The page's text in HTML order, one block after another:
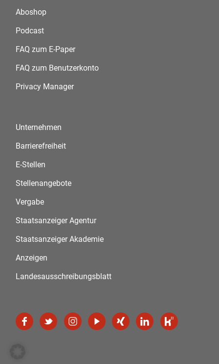
Aboshop
Podcast
FAQ zum E-Paper
FAQ zum Benutzerkonto
Privacy Manager
Unternehmen
Barrierefreiheit
E-Stellen
Stellenangebote
Vergabe
Staatsanzeiger Agentur
Staatsanzeiger Akademie
Anzeigen
Landesausschreibungsblatt